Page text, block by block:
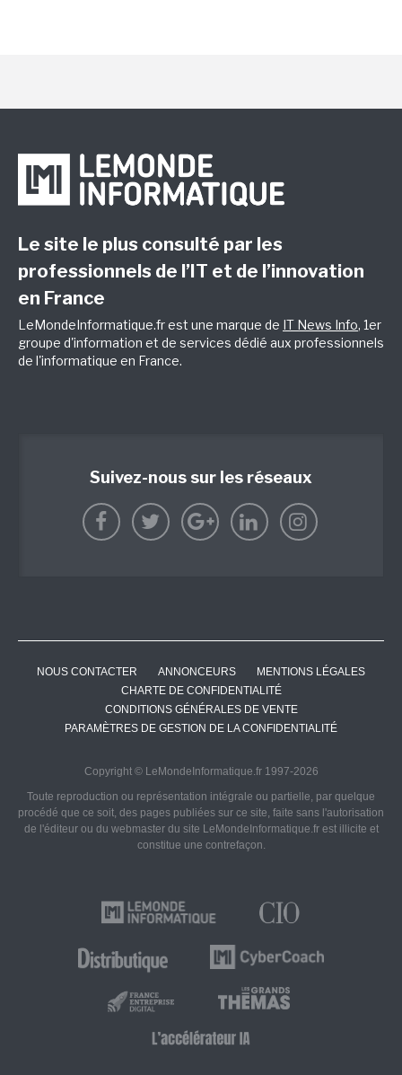
Le site le plus consulté par les
professionnels de l’IT et de l’innovation
en France
LeMondeInformatique.fr est une marque de IT News Info, 1er
groupe d'information et de services dédié aux professionnels
de l'informatique en France.
Suivez-nous sur les réseaux
NOUS CONTACTER ANNONCEURS
MENTIONS LÉGALES
CHARTE DE CONFIDENTIALITÉ
CONDITIONS GÉNÉRALES DE VENTE
PARAMÈTRES DE GESTION DE LA CONFIDENTIALITÉ
Copyright © LeMondeInformatique.fr 1997-2026
Toute reproduction ou représentation intégrale ou partielle, par quelque
procédé que ce soit, des pages publiées sur ce site, faite sans l'autorisation
de l'éditeur ou du webmaster du site LeMondeInformatique.fr est illicite et
constitue une contrefaçon.